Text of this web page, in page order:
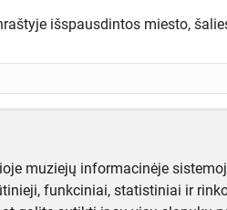
išspausdintos miesto,
muziejų informacinėje
funkciniai, statistiniai ir